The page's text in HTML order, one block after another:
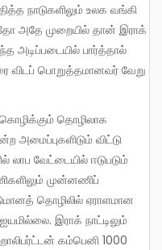
நாடுகளிலும் உலக வங்கி
அதே முறையில் தான் இராக்
அடிப்படையில் பார்த்தால்
விடப் பொறுத்தமானவர் வேறு
அமைப்புகளிடும் விட்டு
லாப வேட்டையில் ஈடுபடும்
முன்னணிப்
தொழிலில் ஏராளமான
இராக் நாட்டிலும்
கம்பெனி 1000